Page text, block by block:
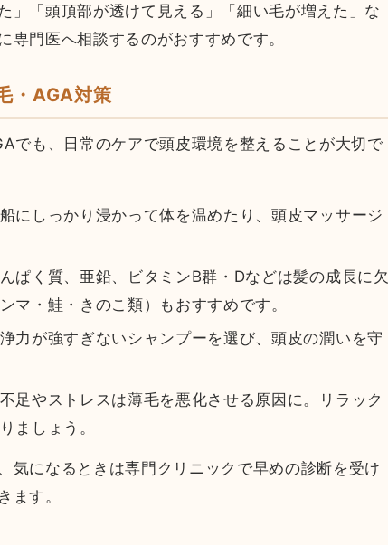
」「頭頂部が透けて見える」「細い毛が増えた」な
専門医へ相談するのがおすすめです。
・AGA対策
でも、日常のケアで頭皮環境を整えることが大切で
にしっかり浸かって体を温めたり、頭皮マッサージ
ぱく質、亜鉛、ビタミンB群・Dなどは髪の成長に欠
マ・鮭・きのこ類）もおすすめです。
力が強すぎないシャンプーを選び、頭皮の潤いを守
足やストレスは薄毛を悪化させる原因に。リラック
ましょう。
気になるときは専門クリニックで早めの診断を受け
ます。